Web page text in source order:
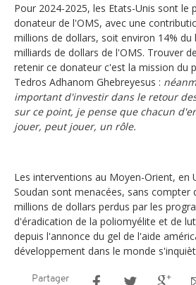
Pour 2024-2025, les Etats-Unis sont le
donateur de l'OMS, avec une
millions de dollars, soit environ 14% du
milliards de dollars de l'OMS. Trouver
retenir ce donateur c'est la mission du
Tedros Adhanom Ghebreyesus :
important d'investir dans le retour
sur ce point, je pense que chacun
jouer, peut jouer, un rôle.
Les interventions au Moyen-Orient, en
Soudan sont menacées, sans compter
millions de dollars perdus par les
d'éradication de la poliomyélite et de
depuis l'annonce du gel de l'aide
développement dans le monde
Partager